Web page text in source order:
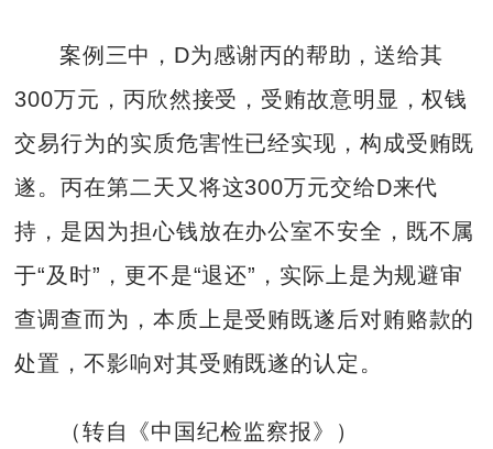
案例三中，D为感谢丙的帮助，送给其
300万元，丙欣然接受，受贿故意明显，权钱
交易行为的实质危害性已经实现，构成受贿既
遂。丙在第二天又将这300万元交给D来代
持，是因为担心钱放在办公室不安全，既不属
于“及时”，更不是“退还”，实际上是为规避审
查调查而为，本质上是受贿既遂后对贿赂款的
处置，不影响对其受贿既遂的认定。
（转自《中国纪检监察报》）